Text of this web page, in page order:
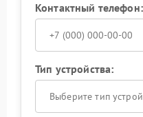
Контактный телефон:
Тип устройства:
Выберите тип